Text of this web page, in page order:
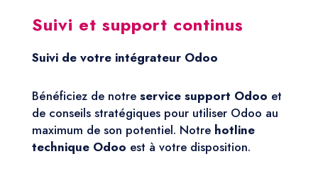
Suivi et support continus
Suivi de votre intégrateur Odoo
Bénéficiez de notre service support Odoo et
de conseils stratégiques pour utiliser Odoo au
maximum de son potentiel. Notre hotline
technique Odoo est à votre disposition.